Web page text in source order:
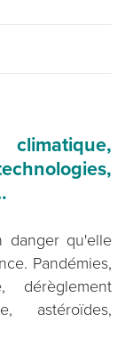
danger qu'elle
Pandémies,
dérèglement
astéroïdes,